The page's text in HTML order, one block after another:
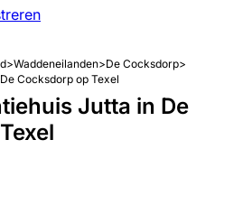
>Waddeneilanden>De Cocksdorp>
Cocksdorp op Texel
Jutta in De